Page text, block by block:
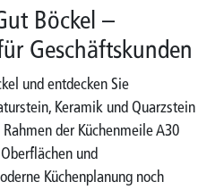
Böckel –
Geschäftskunden
und entdecken Sie
Keramik und Quarzstein
der Küchenmeile A30
und
Küchenplanung noch